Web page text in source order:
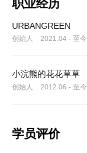
职业经历
URBANGREEN
创始人 2021.04 - 至今
小浣熊的花花草草
创始人 2012.06 - 至今
学员评价